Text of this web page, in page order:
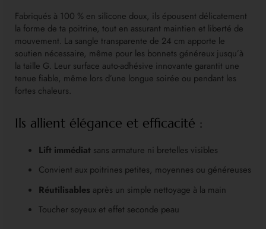
Fabriqués à 100 % en silicone doux, ils épousent délicatement
la forme de ta poitrine, tout en assurant maintien et liberté de
mouvement. La sangle transparente de 24 cm apporte le
soutien nécessaire, même pour les bonnets généreux jusqu’à
la taille G. Leur surface auto-adhésive innovante garantit une
tenue fiable, même lors d’une longue soirée ou pendant les
fortes chaleurs.
Ils allient élégance et efficacité :
Lift immédiat sans armature ni bretelles visibles
Convient aux poitrines petites, moyennes ou généreuses
Réutilisables après un simple nettoyage à la main
Toucher soyeux et effet seconde peau